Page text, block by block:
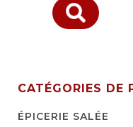
Recherche
CATÉGORIES DE
ÉPICERIE SALÉE